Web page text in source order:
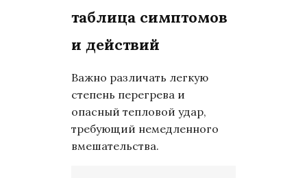
таблица симптомов
и действий
Важно различать легкую
степень перегрева и
опасный тепловой удар,
требующий немедленного
вмешательства.